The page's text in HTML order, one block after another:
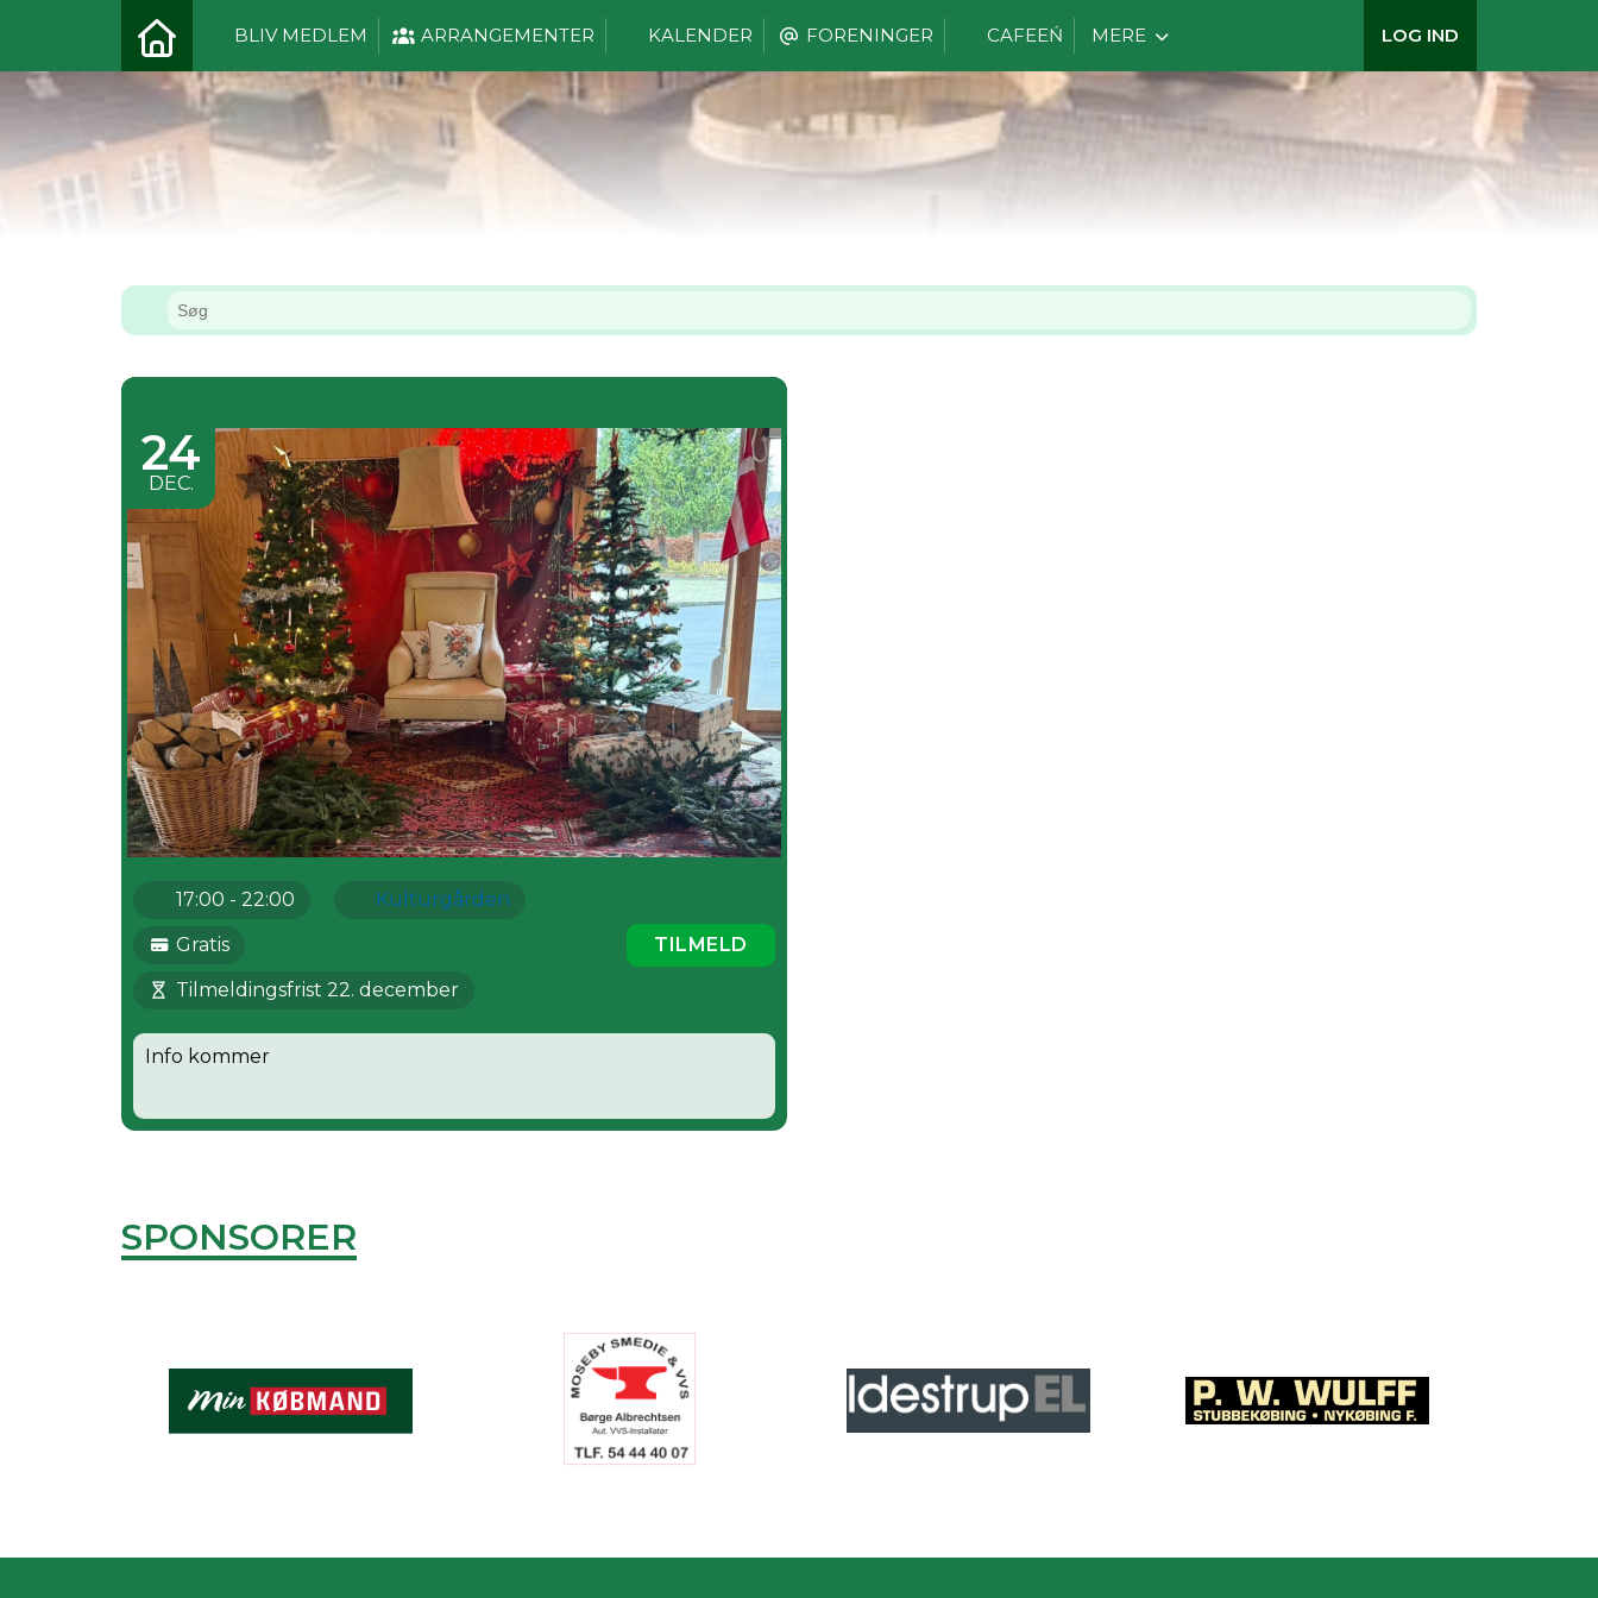
BLIV MEDLEM ARRANGEMENTER KALENDER FORENINGER CAFEEŃ MERE LOG IND
24
DEC.
17:00 - 22:00
Kulturgården
Gratis
Tilmeldingsfrist 22. december
TILMELD
Info kommer
SPONSORER